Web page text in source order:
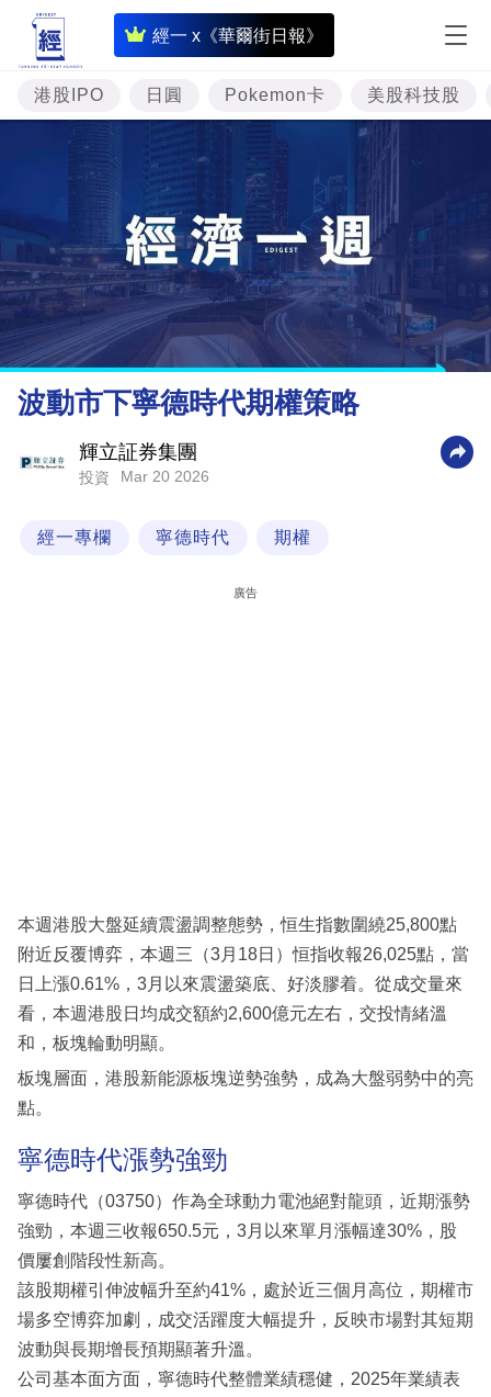
經一 x《華爾街日報》
即
時
財
經
專
題
投
資
樓
市
理
財
商
業
閱
專
區
港股IPO 日圓 Pokemon卡 美股科技股
波動市下寧德時代期權策略
輝立証券集團
投資 Mar 20 2026
經一專欄 寧德時代 期權
廣告
本週港股大盤延續震盪調整態勢，恒生指數圍繞25,800點
附近反覆博弈，本週三（3月18日）恒指收報26,025點，當
日上漲0.61%，3月以來震盪築底、好淡膠着。從成交量來
看，本週港股日均成交額約2,600億元左右，交投情緒溫
和，板塊輪動明顯。
板塊層面，港股新能源板塊逆勢強勢，成為大盤弱勢中的亮
點。
寧德時代漲勢強勁
寧德時代（03750）作為全球動力電池絕對龍頭，近期漲勢
強勁，本週三收報650.5元，3月以來單月漲幅達30%，股
價屢創階段性新高。
該股期權引伸波幅升至約41%，處於近三個月高位，期權市
場多空博弈加劇，成交活躍度大幅提升，反映市場對其短期
波動與長期增長預期顯著升溫。
公司基本面方面，寧德時代整體業績穩健，2025年業績表